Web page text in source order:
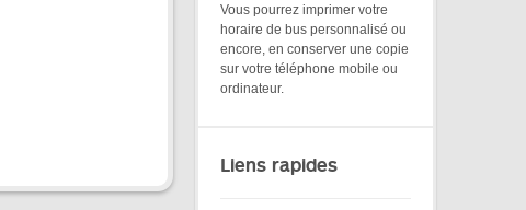
Vous pourrez imprimer votre
horaire de bus personnalisé ou
encore, en conserver une copie
sur votre téléphone mobile ou
ordinateur.
Liens rapides